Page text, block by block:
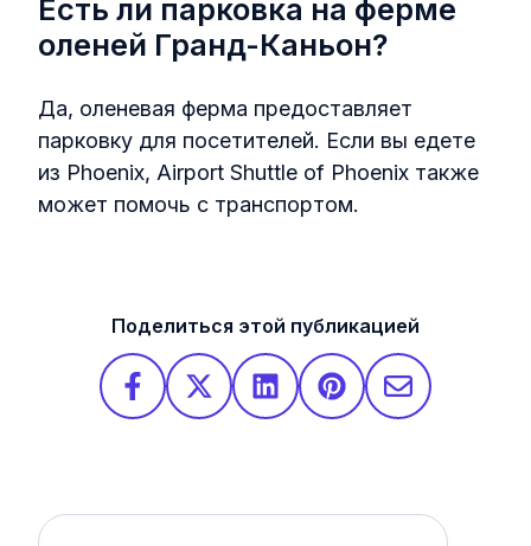
Есть ли парковка на ферме
оленей Гранд-Каньон?
Да, оленевая ферма предоставляет
парковку для посетителей. Если вы едете
из Phoenix, Airport Shuttle of Phoenix также
может помочь с транспортом.
Поделиться этой публикацией